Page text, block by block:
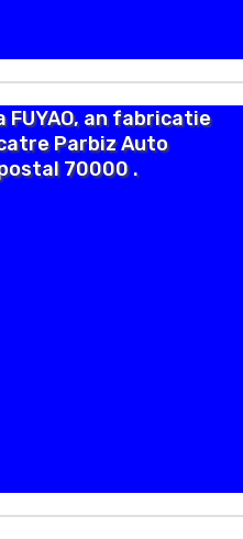
FUYAO, an fabricatie
Parbiz Auto
postal 70000 .